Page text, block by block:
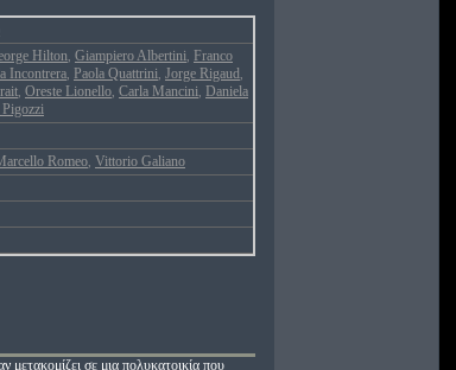
Hilton Giampiero Albertini Franco
Incontrera Paola Quattrini Jorge Rigaud
Oreste Lionello Carla Mancini Daniela
Pigozzi
Romeo Vittorio Galiano
σε μια πολυκατοικία που